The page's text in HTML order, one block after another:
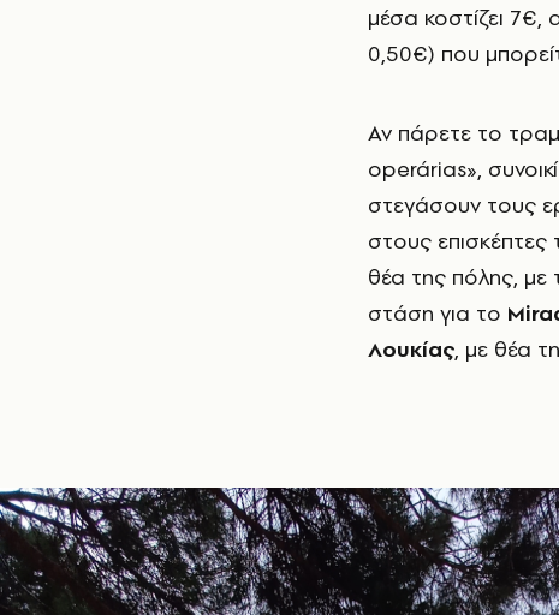
μέσα κοστίζει
0,50€) που
Αν πάρετε το
operárias»,
στεγάσουν τους
στους επισκέπτες
θέα της πόλης, με
στάση για το
Λουκίας, με θέα